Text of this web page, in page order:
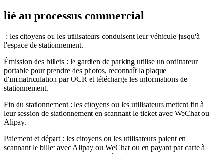
lié au processus commercial
: les citoyens ou les utilisateurs conduisent leur véhicule jusqu'à
l'espace de stationnement.
Émission des billets : le gardien de parking utilise un ordinateur
portable pour prendre des photos, reconnaît la plaque
d'immatriculation par OCR et télécharge les informations de
stationnement.
Fin du stationnement : les citoyens ou les utilisateurs mettent fin à
leur session de stationnement en scannant le ticket avec WeChat ou
Alipay.
Paiement et départ : les citoyens ou les utilisateurs paient en
scannant le billet avec Alipay ou WeChat ou en payant par carte à